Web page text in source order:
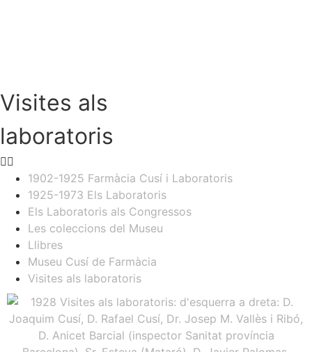
Visites als
laboratoris
1902-1925 Farmàcia Cusí i Laboratoris
1925-1973 Els Laboratoris
Els Laboratoris als Congressos
Les coleccions del Museu
Llibres
Museu Cusí de Farmàcia
Visites als laboratoris